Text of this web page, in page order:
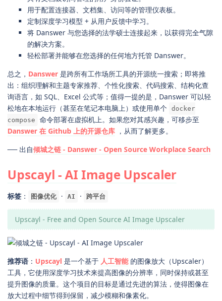
用于配置连接器、文档集、访问等的管理仪表板。
定制深度学习模型 + 从用户反馈中学习。
将 Danswer 与您选择的法学硕士连接起来，以获得完全气隙
的解决方案。
轻松部署并能够在您选择的任何地方托管 Danswer。
总之， Danswer 是跨所有工作场所工具的开源统一搜索；即将推
出：组织理解和主题专家推荐、个性化搜索、代码搜索、结构化查
询语言，如 SQL、Excel 公式等；值得一提的是，Danswer 可以轻
松地在本地运行（甚至在笔记本电脑上）或使用单个 docker
compose
命令部署在虚拟机上。如果您对其感兴趣，可移步至
Danswer 在 Github 上的开源仓库 ，从而了解更多。
── 出自倾城之链 - Danswer - Open Source Workplace Search
Upscayl - AI Image Upscaler
标签 ： 图像优化 · AI · 跨平台
Upscayl - Free and Open Source AI Image Upscaler
推荐语 ： Upscayl 是一个基于 人工智能的图像放大（Upscaler）
工具，它使用深度学习技术来提高图像的分辨率，同时保持或甚至
提升图像的质量。这个项目的目标是通过先进的算法，使得图像在
放大过程中细节得到保留，减少模糊和像素化。